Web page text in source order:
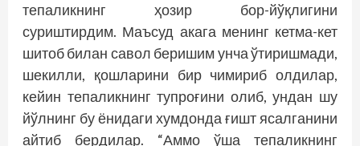
тепаликнинг ҳозир бор-йўқлигини
суриштирдим. Маъсуд акага менинг кетма-кет
шитоб билан савол беришим унча ўтиришмади,
шекилли, қошларини бир чимириб олдилар,
кейин тепаликнинг тупроғини олиб, ундан шу
йўлнинг бу ёнидаги хумдонда ғишт ясалганини
айтиб бердилар. “Аммо ўша тепаликнинг